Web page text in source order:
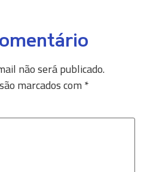
não será publicado.
marcados com*